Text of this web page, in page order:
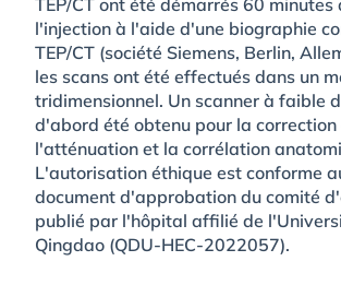
l'injection à l'aide d'une biographie
TEP/CT (société Siemens, Berlin,
les scans ont été effectués dans un
tridimensionnel. Un scanner à faible
d'abord été obtenu pour la correction
l'atténuation et la corrélation
L'autorisation éthique est conforme
document d'approbation du comité
publié par l'hôpital affilié de
Qingdao (QDU-HEC-2022057).